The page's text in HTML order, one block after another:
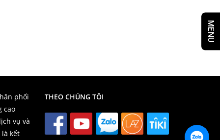
phối
cao
vụ và
là kết
THEO CHÚNG TÔI
MENU